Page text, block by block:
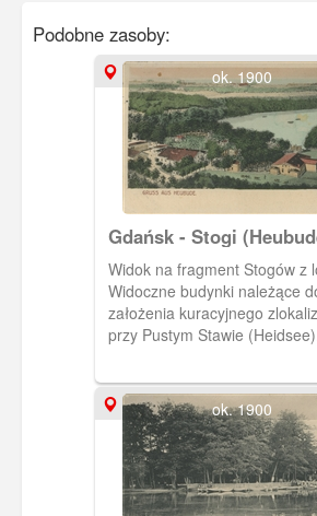
Podobne zasoby:
ok. 1900
Gdańsk - Stogi
kurort
Widok na fragment Stogów z
Widoczne budynki należące
założenia kuracyjnego
przy Pustym Stawie
ok. 1900